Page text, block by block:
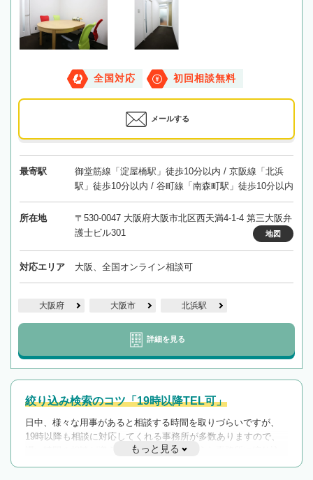
全国対応 初回相談無料
メールする
最寄駅
御堂筋線「淀屋橋駅」徒歩10分以内 / 京阪線「北浜
駅」徒歩10分以内 / 谷町線「南森町駅」徒歩10分以内
所在地
〒530-0047 大阪府大阪市北区西天満4-1-4 第三大阪弁
護士ビル301
地図
対応エリア 大阪、全国オンライン相談可
大阪府 大阪市 北浜駅
詳細を見る
絞り込み検索のコツ「19時以降TEL可」
日中、様々な用事があると相談する時間を取りづらいですが、
19時以降も相談に対応してくれる事務所が多数ありますので、
遅い時間の相談が増えそうな場合はそのような事務所に絞り込
んで検索してみましょう。
もっと見る